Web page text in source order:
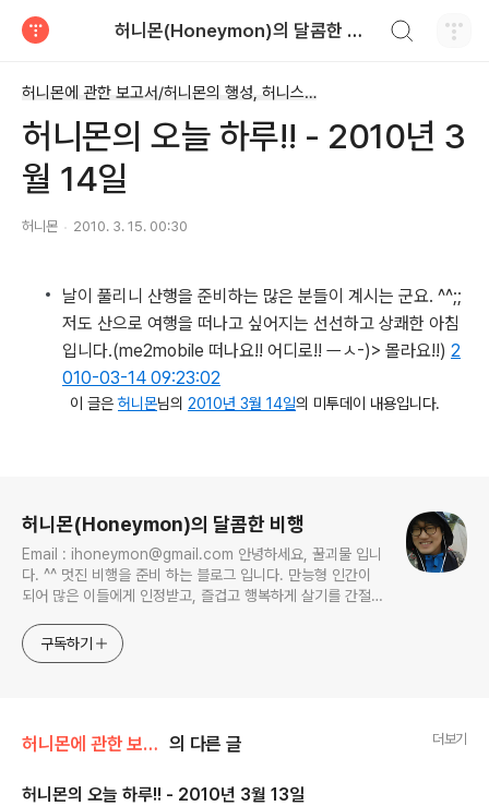
허니몬(Honeymon)의 달콤한 비행
허니몬에 관한 보고서/허니몬의 행성, 허니스(Honies)
허니몬의 오늘 하루!! - 2010년 3
월 14일
허니몬 2010. 3. 15. 00:30
날이 풀리니 산행을 준비하는 많은 분들이 계시는 군요. ^^;;
저도 산으로 여행을 떠나고 싶어지는 선선하고 상쾌한 아침
입니다.(me2mobile 떠나요!! 어디로!! ㅡㅅ-)> 몰라요!!) 2
010-03-14 09:23:02
이 글은허니몬님의 2010년 3월 14일의 미투데이 내용입니다.
허니몬(Honeymon)의 달콤한 비행
Email : ihoneymon@gmail.com 안녕하세요, 꿀괴물 입니
다. ^^ 멋진 비행을 준비 하는 블로그 입니다. 만능형 인간이
되어 많은 이들에게 인정받고, 즐겁고 행복하게 살기를 간절히
지켜봐주세요!! ^^
구독하기
허니몬에 관한 보고서/허니몬의 행성, 허니스(Honies) 의 다른 글 더보기
허니몬의 오늘 하루!! - 2010년 3월 13일